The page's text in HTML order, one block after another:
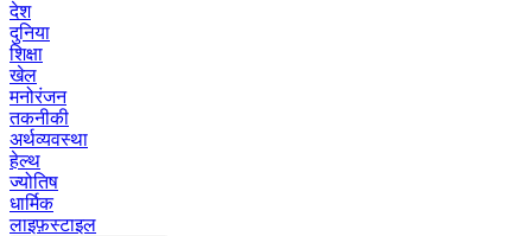
देश
दुनिया
शिक्षा
खेल
मनोरंजन
तकनीकी
अर्थव्यवस्था
हेल्थ
ज्योतिष
धार्मिक
लाइफ़स्टाइल